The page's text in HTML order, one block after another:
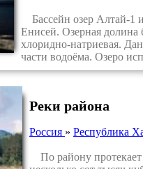
Бассейн озер Алтай-1
Енисей. Озерная долина
хлоридно-натриевая.
части водоёма. Озеро
Реки района
Россия » Республика
По району протекает